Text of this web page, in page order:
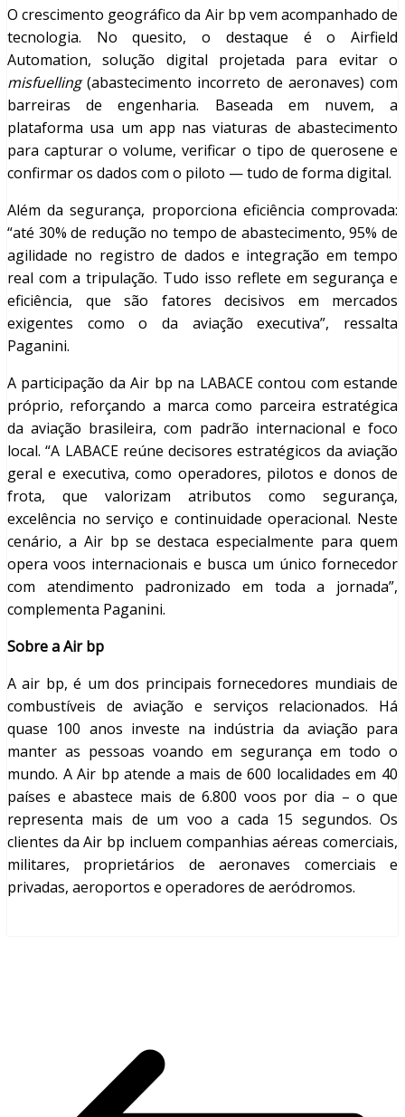
O crescimento geográfico da Air bp vem acompanhado de
tecnologia. No quesito, o destaque é o Airfield
Automation, solução digital projetada para evitar o
misfuelling(abastecimento incorreto de aeronaves) com
barreiras de engenharia. Baseada em nuvem, a
plataforma usa um app nas viaturas de abastecimento
para capturar o volume, verificar o tipo de querosene e
confirmar os dados com o piloto — tudo de forma digital.
Além da segurança, proporciona eficiência comprovada:
“até 30% de redução no tempo de abastecimento, 95% de
agilidade no registro de dados e integração em tempo
real com a tripulação. Tudo isso reflete em segurança e
eficiência, que são fatores decisivos em mercados
exigentes como o da aviação executiva”, ressalta
Paganini.
A participação da Air bp na LABACE contou com estande
próprio, reforçando a marca como parceira estratégica
da aviação brasileira, com padrão internacional e foco
local. “A LABACE reúne decisores estratégicos da aviação
geral e executiva, como operadores, pilotos e donos de
frota, que valorizam atributos como segurança,
excelência no serviço e continuidade operacional. Neste
cenário, a Air bp se destaca especialmente para quem
opera voos internacionais e busca um único fornecedor
com atendimento padronizado em toda a jornada”,
complementa Paganini.
Sobre a Air bp
A air bp, é um dos principais fornecedores mundiais de
combustíveis de aviação e serviços relacionados. Há
quase 100 anos investe na indústria da aviação para
manter as pessoas voando em segurança em todo o
mundo. A Air bp atende a mais de 600 localidades em 40
países e abastece mais de 6.800 voos por dia – o que
representa mais de um voo a cada 15 segundos. Os
clientes da Air bp incluem companhias aéreas comerciais,
militares, proprietários de aeronaves comerciais e
privadas, aeroportos e operadores de aeródromos.